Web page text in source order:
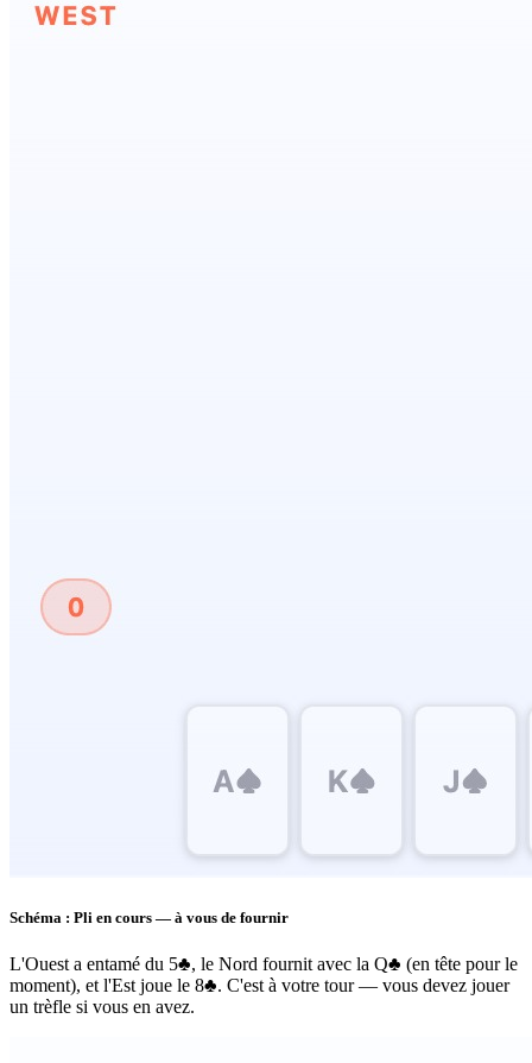
Schéma : Pli en cours — à vous de fournir
L'Ouest a entamé du 5♣, le Nord fournit avec la Q♣ (en tête pour le
moment), et l'Est joue le 8♣. C'est à votre tour — vous devez jouer
un trèfle si vous en avez.